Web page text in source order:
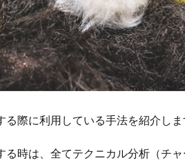
際に利用している手法を紹介しま
る時は、全てテクニカル分析（チ